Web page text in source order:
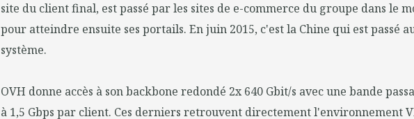
site du client final, est passé par les sites de e-commerce du groupe dans le
pour atteindre ensuite ses portails. En juin 2015, c'est la Chine qui est passé
système.
OVH donne accès à son backbone redondé 2x 640 Gbit/s avec une bande
à 1,5 Gbps par client. Ces derniers retrouvent directement l'environnement